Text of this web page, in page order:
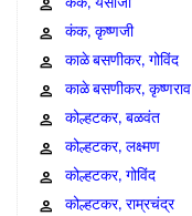
कंक, येसाजी
कंक, कृष्णजी
काळे बसणीकर, गोविंद
काळे बसणीकर, कृष्णराव
कोल्हटकर, बळवंत
कोल्हटकर, लक्ष्मण
कोल्हटकर, गोविंद
कोल्हटकर, राम्रचंद्र